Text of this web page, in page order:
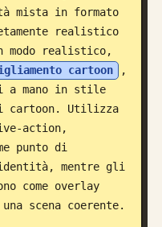
mista in formato
realistico
modo realistico,
cartoon
,
a mano in stile
cartoon. Utilizza
action,
punto di
mentre gli
come overlay
scena coerente.